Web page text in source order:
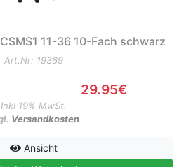
11-36 10-Fach schwarz
Art.Nr: 19369
29.95€
Inkl 19% MwSt.
Versandkosten
Ansicht